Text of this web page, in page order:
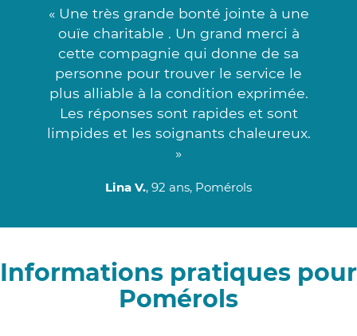
« Une très grande bonté jointe à une
ouïe charitable . Un grand merci à
cette compagnie qui donne de sa
personne pour trouver le service le
plus alliable à la condition exprimée.
Les réponses sont rapides et sont
limpides et les soignants chaleureux.
»
Lina V., 92 ans, Pomérols
Informations pratiques pour
Pomérols